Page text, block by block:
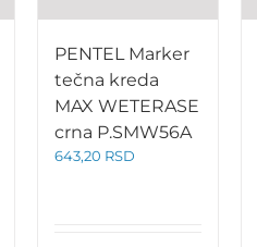
PENTEL Marker
tečna kreda
MAX WETERASE
crna P.SMW56A
643,20 RSD